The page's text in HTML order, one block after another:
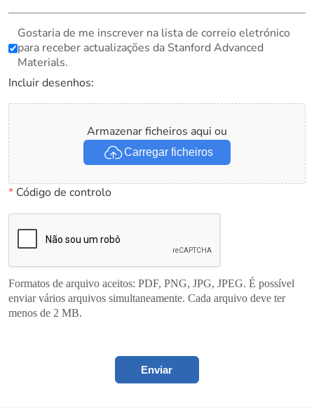
Gostaria de me inscrever na lista de correio eletrónico
para receber actualizações da Stanford Advanced
Materials.
Incluir desenhos:
Armazenar ficheiros aqui ou
Carregar ficheiros
*Código de controlo
Formatos de arquivo aceitos: PDF, PNG, JPG, JPEG. É possível
enviar vários arquivos simultaneamente. Cada arquivo deve ter
menos de 2 MB.
Enviar